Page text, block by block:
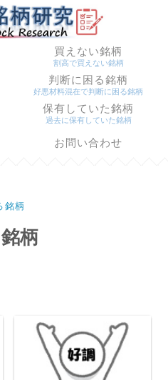
買えない銘柄
割高で買えない銘柄
判断に困る銘柄
好悪材料混在で判断に困る銘柄
保有していた銘柄
過去に保有していた銘柄
お問い合わせ
銘柄
柄